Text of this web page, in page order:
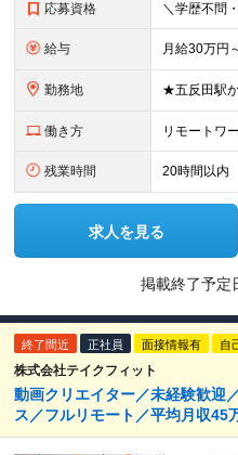
応募資格
給与
勤務地
働き方 リモートワ
残業時間 20時間以内
求人を見る
掲載終了予定
終了間近 正社員 面接情報有 自
株式会社テイクフィット
動画クリエイター／未経験歓迎
ス／フルリモート／平均月収45